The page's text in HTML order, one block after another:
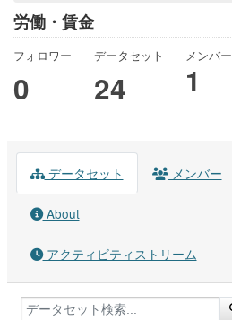
労働・賃金
フォロワー
0
データセット
24
メンバー
1
データセット メンバー
About
アクティビティストリーム